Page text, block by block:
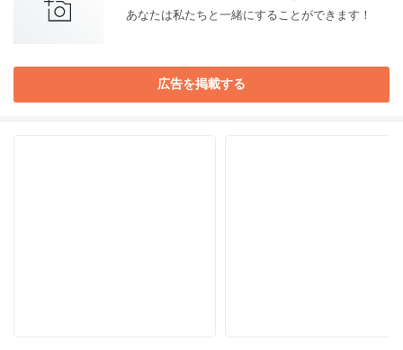
あなたは私たちと一緒にすることができます！
広告を掲載する